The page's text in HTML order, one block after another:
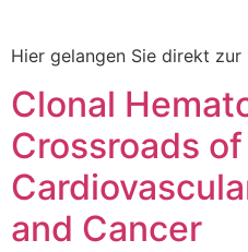
Hier gelangen Sie direkt zur
Clonal
Crossroads
and Cancer